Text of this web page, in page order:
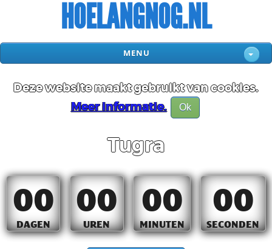
HOELANGNOG.NL
MENU
Deze website maakt gebruikt van cookies.
Meer informatie.
Ok
Tugra
00
DAGEN
00
UREN
00
MINUTEN
00
SECONDEN